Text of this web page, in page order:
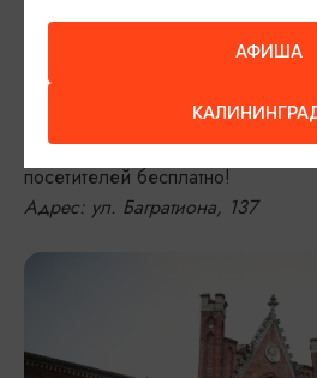
БРАНДЕНБУРГСКИЕ ВОРОТА
Это единственные ворота, через
проходит уличное движение.
располагается музей
посетителей бесплатно!
Адрес: ул. Багратиона, 137
АФИША